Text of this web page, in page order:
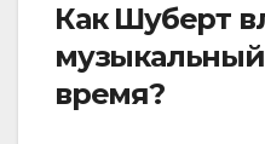
Как Шуберт
время?